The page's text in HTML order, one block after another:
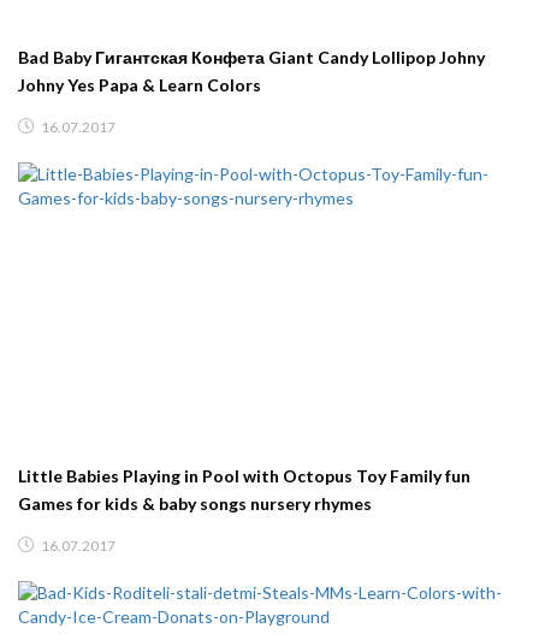
Bad Baby Гигантская Конфета Giant Candy Lollipop Johny
Johny Yes Papa & Learn Colors
16.07.2017
Little Babies Playing in Pool with Octopus Toy Family fun
Games for kids & baby songs nursery rhymes
16.07.2017